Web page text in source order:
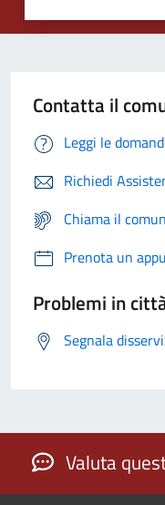
Contatta il
Leggi le
Richiedi
Chiama il
Prenota un
Problemi in
Segnala
Valuta